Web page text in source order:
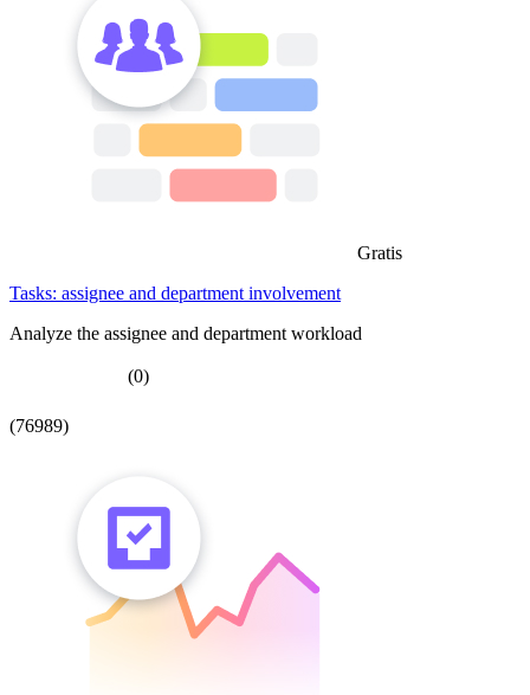
Gratis
Tasks: assignee and department involvement
Analyze the assignee and department workload
(0)
(76989)